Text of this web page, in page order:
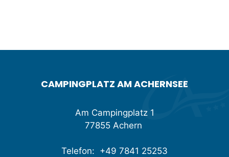
CAMPINGPLATZ AM ACHERNSEE
Am Campingplatz 1
77855 Achern
Telefon: +49 7841 25253